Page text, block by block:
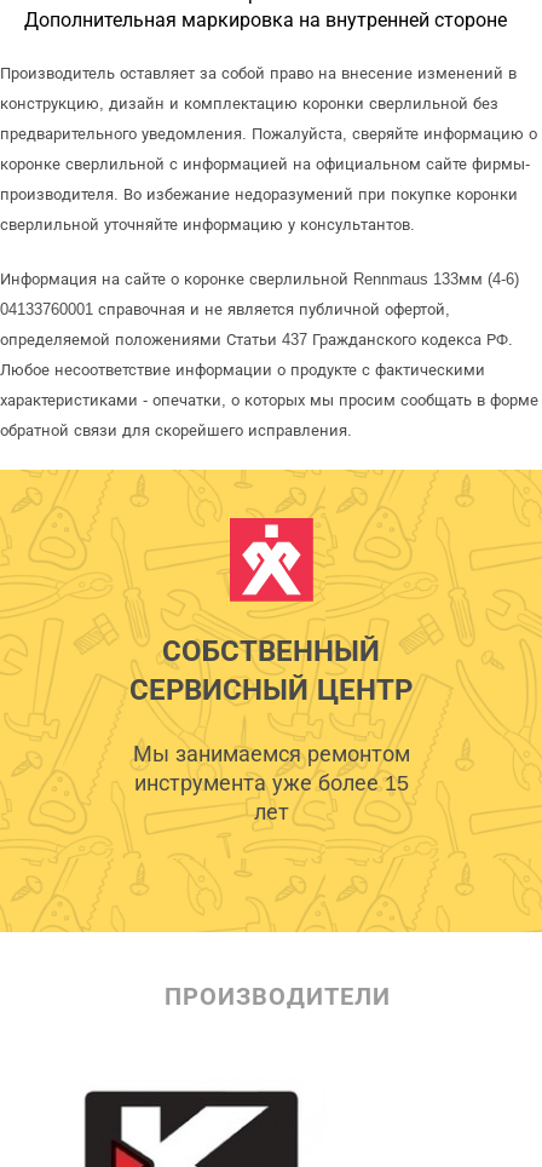
Дополнительная маркировка на внутренней стороне
Производитель оставляет за собой право на внесение изменений в
конструкцию, дизайн и комплектацию коронки сверлильной без
предварительного уведомления. Пожалуйста, сверяйте информацию о
коронке сверлильной с информацией на официальном сайте фирмы-
производителя. Во избежание недоразумений при покупке коронки
сверлильной уточняйте информацию у консультантов.
Информация на сайте о коронке сверлильной Rennmaus 133мм (4-6)
04133760001 справочная и не является публичной офертой,
определяемой положениями Статьи 437 Гражданского кодекса РФ.
Любое несоответствие информации о продукте с фактическими
характеристиками - опечатки, о которых мы просим сообщать в форме
обратной связи для скорейшего исправления.
СОБСТВЕННЫЙ
СЕРВИСНЫЙ ЦЕНТР
Мы занимаемся ремонтом
инструмента уже более 15
лет
ПРОИЗВОДИТЕЛИ